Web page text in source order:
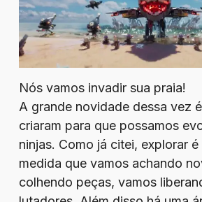
Nós vamos invadir sua praia!
A grande novidade dessa vez
criaram para que possamos
ninjas. Como já citei, explorar
medida que vamos achando
colhendo peças, vamos